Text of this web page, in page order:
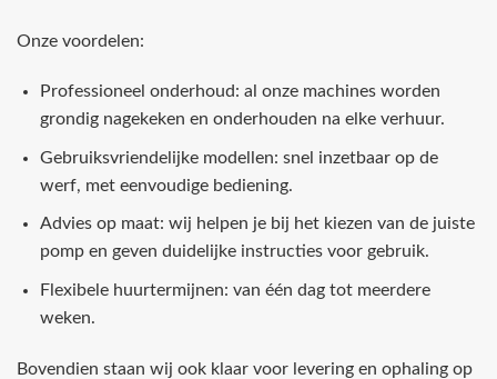
Onze voordelen:
Professioneel onderhoud: al onze machines worden
grondig nagekeken en onderhouden na elke verhuur.
Gebruiksvriendelijke modellen: snel inzetbaar op de
werf, met eenvoudige bediening.
Advies op maat: wij helpen je bij het kiezen van de juiste
pomp en geven duidelijke instructies voor gebruik.
Flexibele huurtermijnen: van één dag tot meerdere
weken.
Bovendien staan wij ook klaar voor levering en ophaling op